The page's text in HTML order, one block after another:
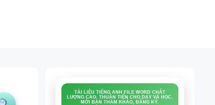
FILE WORD: ĐỀ THI, ĐỀ CƯƠNG, BÀI KIỂM
TRA, BÀI TẬP LÀM THÊM, LUYỆN NGHE, ÔN
VÀO 10, TỐT NGHIỆP THPT